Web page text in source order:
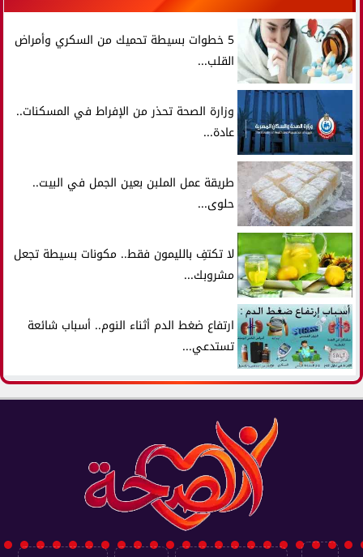
5 خطوات بسيطة تحميك من السكري وأمراض
القلب...
وزارة الصحة تحذر من الإفراط في المسكنات..
عادة...
طريقة عمل الملبن بعين الجمل في البيت..
حلوى...
لا تكتفِ بالليمون فقط.. مكونات بسيطة تجعل
مشروبك...
ارتفاع ضغط الدم أثناء النوم.. أسباب شائعة
تستدعي...